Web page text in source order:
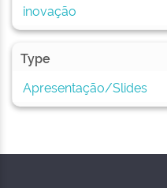
inovação
Type
Apresentação/Slides